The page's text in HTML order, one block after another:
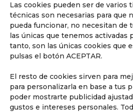
Las cookies pueden ser de varios
técnicas son necesarias para que
pueda funcionar, no necesitan de
las únicas que tenemos activadas
tanto, son las únicas cookies que
pulsas el botón ACEPTAR.
El resto de cookies sirven para
para personalizarla en base a tus
poder mostrarte publicidad
gustos e intereses personales.